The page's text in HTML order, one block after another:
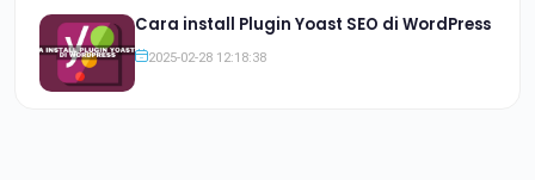
Cara install Plugin Yoast SEO di WordPress
2025-02-28 12:18:38